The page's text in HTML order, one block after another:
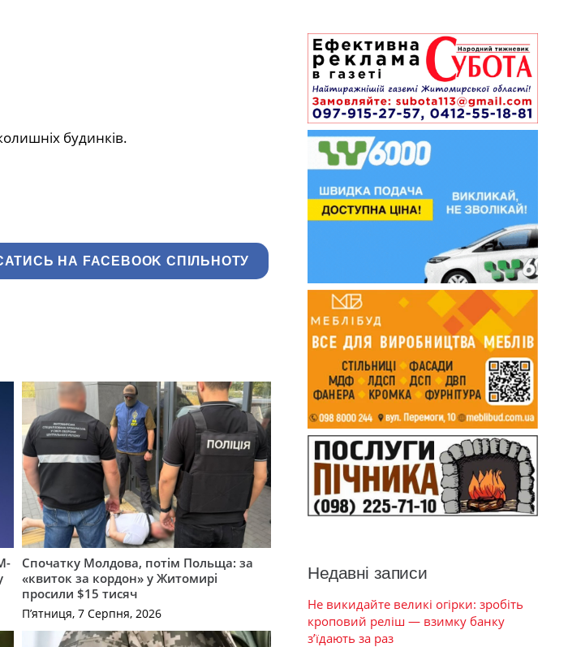
будинків.
НА FACEBOOK СПІЛЬНОТУ
Спочатку Молдова, потім Польща: за
«квиток за кордон» у Житомирі
просили $15 тисяч
П’ятниця, 7 Серпня, 2026
Недавні записи
Не викидайте великі огірки: зробіть
кроповий реліш — взимку банку
з’їдають за раз